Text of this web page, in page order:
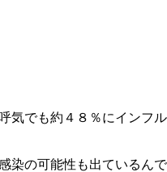
気でも約４８％にインフル
染の可能性も出ているんで